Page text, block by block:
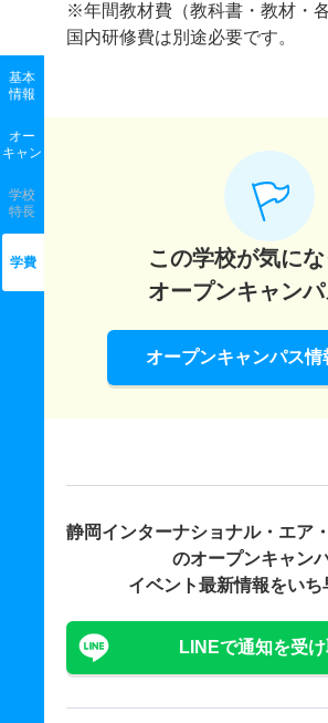
基本
情報
オー
キャン
学校
特長
学費
※年間教材費（教科書・教材・
国内研修費は別途必要です。
この学校が気に
オープンキャンパ
オープンキャンパス情
静岡インターナショナル・エア
のオープンキャン
イベント最新情報をいち
LINEで通知を受